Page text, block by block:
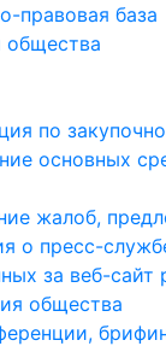
правовая база
по
основных
жалоб,
о пресс-
за веб-сайт
общества